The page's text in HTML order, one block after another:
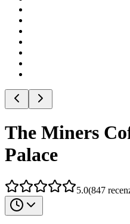
The Miners
Palace
5.0(847